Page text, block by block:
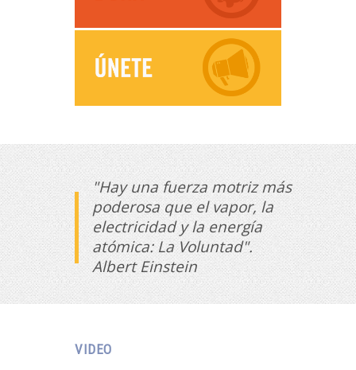
"Hay una fuerza motriz más
poderosa que el vapor, la
electricidad y la energía
atómica: La Voluntad".
Albert Einstein
VIDEO